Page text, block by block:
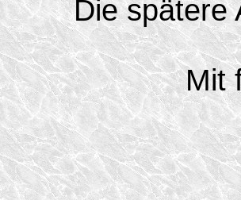
Die spätere
Mit